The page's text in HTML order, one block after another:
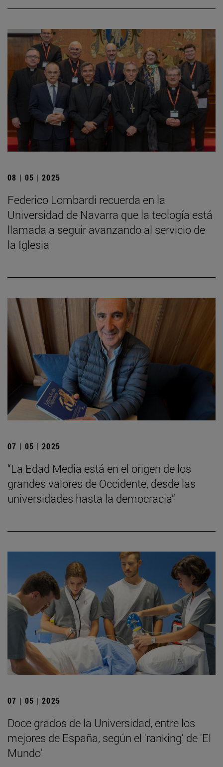
08 | 05 | 2025
Federico Lombardi recuerda en la
Universidad de Navarra que la teología está
llamada a seguir avanzando al servicio de
la Iglesia
07 | 05 | 2025
“La Edad Media está en el origen de los
grandes valores de Occidente, desde las
universidades hasta la democracia”
07 | 05 | 2025
Doce grados de la Universidad, entre los
mejores de España, según el 'ranking' de 'El
Mundo'